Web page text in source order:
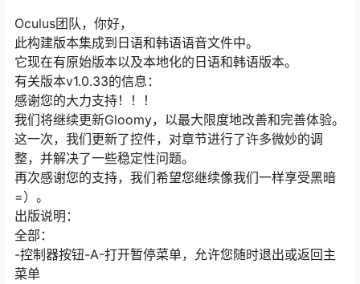
Oculus团队，你好，
此构建版本集成到日语和韩语语音文件中。
它现在有原始版本以及本地化的日语和韩语版本。
有关版本v1.0.33的信息：
感谢您的大力支持！！！
我们将继续更新Gloomy，以最大限度地改善和完善体验。
这一次，我们更新了控件，对章节进行了许多微妙的调
整，并解决了一些稳定性问题。
再次感谢您的支持，我们希望您继续像我们一样享受黑暗
=）。
出版说明：
全部：
-控制器按钮-A-打开暂停菜单，允许您随时退出或返回主
菜单